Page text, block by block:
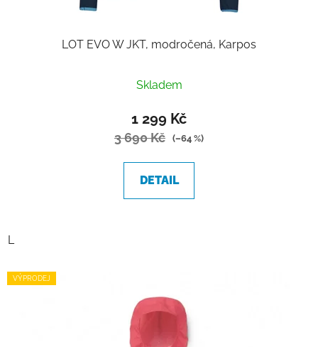
LOT EVO W JKT, modročená, Karpos
Skladem
1 299 Kč
3 690 Kč (–64 %)
DETAIL
L
VÝPRODEJ